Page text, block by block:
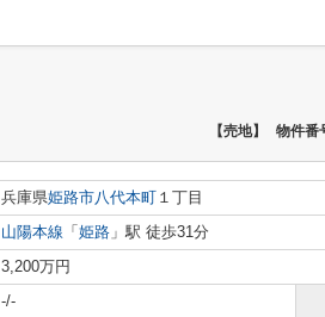
【売地】 物件番
兵庫県姫路市八代本町 １丁目
山陽本線 「 姫路 」駅 徒歩31分
3,200万円
-/-